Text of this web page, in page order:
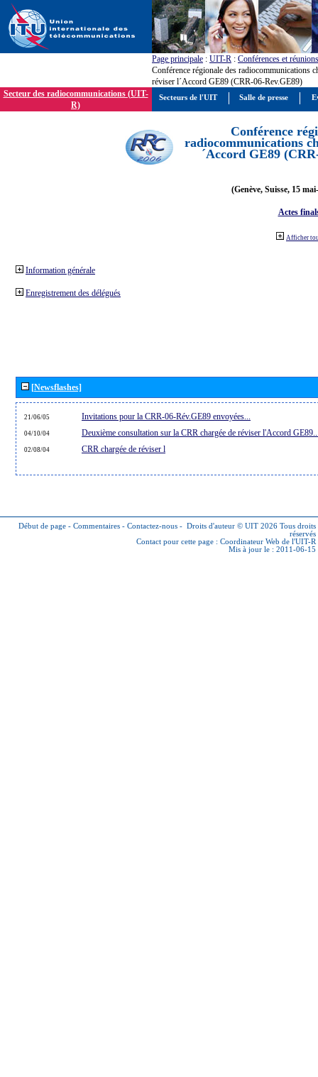
Page principale : UIT-R : Conférences et réunions
Conférence régionale des radiocommunications
réviser l´Accord GE89 (CRR-06-Rev.GE89)
Secteur des radiocommunications (UIT-
R)
Conférence
radiocommunications
´Accord GE89
(Genève, Suisse, 15
Actes
Afficher
Information générale
Enregistrement des délégués
[Newsflashes]
21/06/05 Invitations pour la CRR-06-Rév.GE89 envoyées...
04/10/04 Deuxième consultation sur la CRR chargée de réviser l'Accord
02/08/04 CRR chargée de réviser l
Début de page - Commentaires - Contactez-nous - Droits d'auteur © UIT 2026 Tous droits
réservés
Contact pour cette page : Coordinateur Web de l'UIT-R
Mis à jour le : 2011-06-15
Secteurs de l'UIT Salle de presse